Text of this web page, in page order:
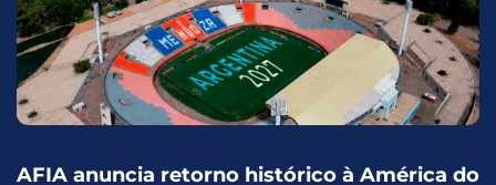
AFIA anuncia retorno histórico à América do